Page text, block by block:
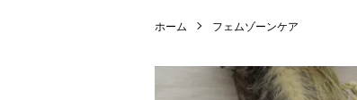
ホーム フェムゾーンケア